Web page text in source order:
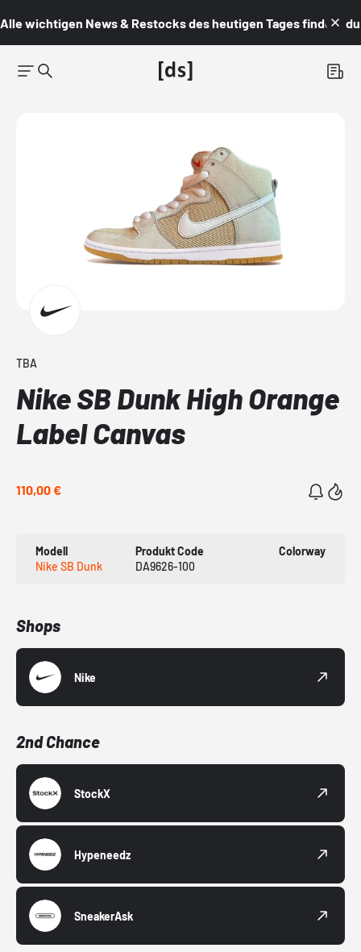
Alle wichtigen News & Restocks des heutigen Tages findest du
TBA
Nike SB Dunk High Orange
Label Canvas
110,00 €
Modell
Nike SB Dunk
Produkt Code
DA9626-100
Colorway
Shops
Nike
2nd Chance
StockX
Hypeneedz
SneakerAsk